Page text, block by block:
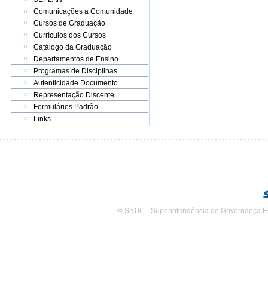
Comunicações a Comunidade
Cursos de Graduação
Currículos dos Cursos
Catálogo da Graduação
Departamentos de Ensino
Programas de Disciplinas
Autenticidade Documento
Representação Discente
Formulários Padrão
Links
© SeTIC - Superintendência de Governança